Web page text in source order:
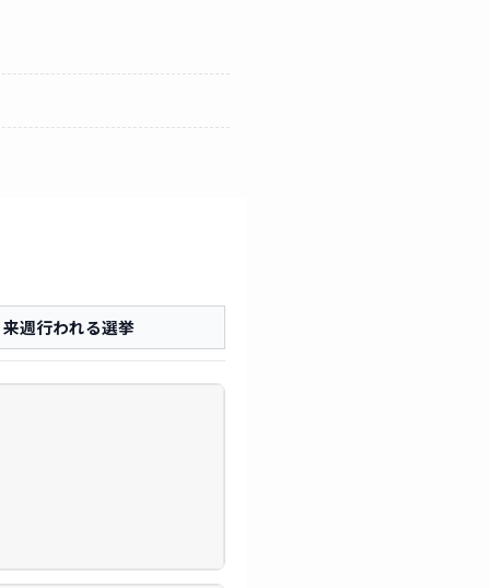
来週行われる選挙